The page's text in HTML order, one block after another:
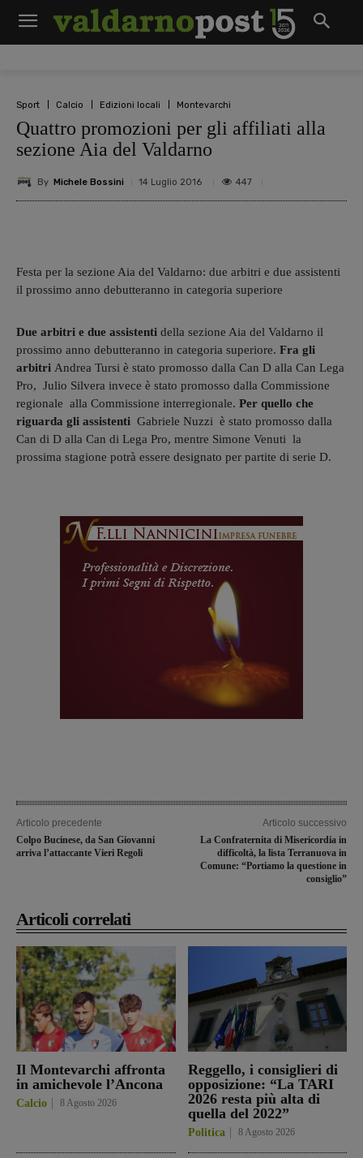
Sport Calcio Edizioni locali Montevarchi
Quattro promozioni per gli affiliati alla
sezione Aia del Valdarno
By Michele Bossini 14 Luglio 2016 447
Festa per la sezione Aia del Valdarno: due arbitri e due assistenti
il prossimo anno debutteranno in categoria superiore
Due arbitri e due assistenti della sezione Aia del Valdarno il
prossimo anno debutteranno in categoria superiore. Fra gli
arbitri Andrea Tursi è stato promosso dalla Can D alla Can Lega
Pro, Julio Silvera invece è stato promosso dalla Commissione
regionale alla Commissione interregionale. Per quello che
riguarda gli assistenti Gabriele Nuzzi è stato promosso dalla
Can di D alla Can di Lega Pro, mentre Simone Venuti la
prossima stagione potrà essere designato per partite di serie D.
Articolo precedente
Colpo Bucinese, da San Giovanni
arriva l’attaccante Vieri Regoli
Articolo successivo
La Confraternita di Misericordia in
difficoltà, la lista Terranuova in
Comune: “Portiamo la questione in
consiglio”
Articoli correlati
Il Montevarchi affronta
in amichevole l’Ancona
Calcio 8 Agosto 2026
Reggello, i consiglieri di
opposizione: “La TARI
2026 resta più alta di
quella del 2022”
Politica 8 Agosto 2026